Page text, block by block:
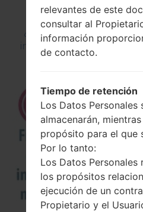
¿Cómo instalar
inteligente de LG
relevantes de este
consultar al
información
de contacto.
Tiempo de retención
Los Datos Personales
almacenarán,
propósito para el que
Por lo tanto:
Los Datos Personales
los propósitos
ejecución de un
Propietario y el